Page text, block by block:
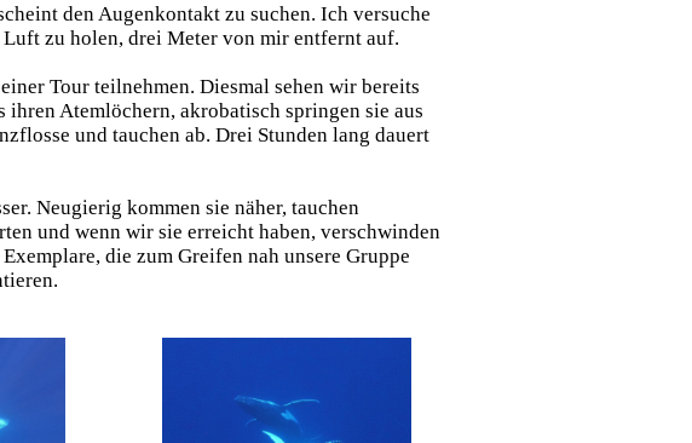
den Augenkontakt zu suchen. Ich versuche
zu holen, drei Meter von mir entfernt auf.
Tour teilnehmen. Diesmal sehen wir bereits
Atemlöchern, akrobatisch springen sie aus
und tauchen ab. Drei Stunden lang dauert
Neugierig kommen sie näher, tauchen
und wenn wir sie erreicht haben, verschwinden
die zum Greifen nah unsere Gruppe